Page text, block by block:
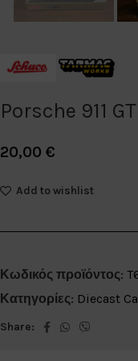
Porsche 911
20,00 €
Add to wishlist
Κωδικός προϊόντος:
Κατηγορίες: Diecast
Share: